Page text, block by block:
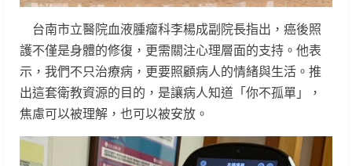
台南市立醫院血液腫瘤科李楊成副院長指出，癌後照
護不僅是身體的修復，更需關注心理層面的支持。他表
示，我們不只治療病，更要照顧病人的情緒與生活。推
出這套衛教資源的目的，是讓病人知道「你不孤單」，
焦慮可以被理解，也可以被安放。